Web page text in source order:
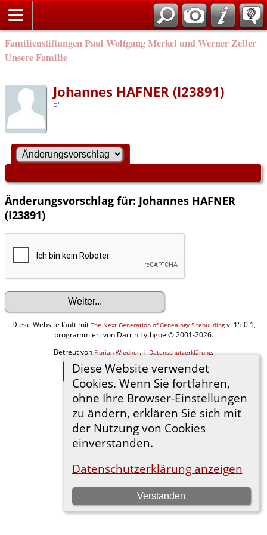
Familienstiftungen Paul Wolfgang Merkel und Werner Zeller
Unsere Familie
Diese Website verwendet
Cookies. Wenn Sie fortfahren,
ohne Ihre Browser-Einstellungen
zu ändern, erklären Sie sich mit
der Nutzung von Cookies
einverstanden.
Datenschutzerklärung anzeigen
Verstanden
Johannes HAFNER (I23891)
Änderungsvorschlag für: Johannes HAFNER
(I23891)
Diese Website läuft mit The Next Generation of Genealogy Sitebuildingv. 15.0.1,
programmiert von Darrin Lythgoe © 2001-2026.
Betreut vonFlorian Wiedner. |Datenschutzerklärung.
Zur Desktop-Webseite wechseln